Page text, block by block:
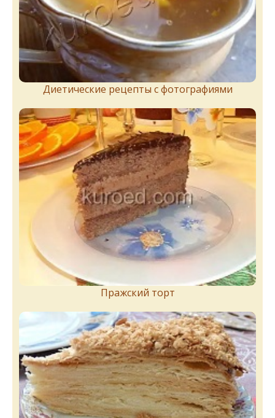
Диетические рецепты с фотографиями
Пражский торт